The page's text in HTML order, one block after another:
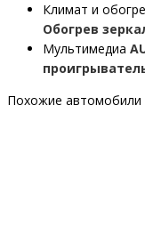
Климат и
Обогрев
Мультимедиа
Похожие автомобили